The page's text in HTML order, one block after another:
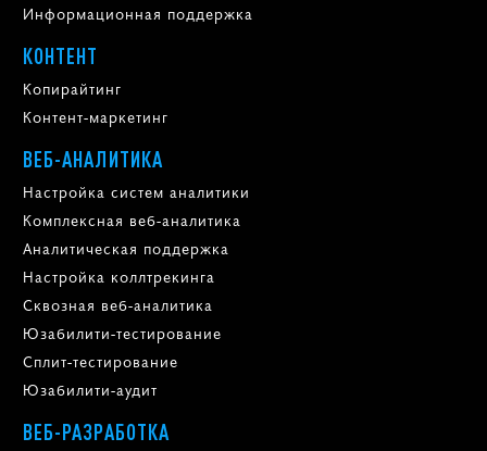
Информационная поддержка
КОНТЕНТ
Копирайтинг
Контент-маркетинг
ВЕБ-АНАЛИТИКА
Настройка систем аналитики
Комплексная веб-аналитика
Аналитическая поддержка
Настройка коллтрекинга
Сквозная веб-аналитика
Юзабилити-тестирование
Сплит-тестирование
Юзабилити-аудит
ВЕБ-РАЗРАБОТКА